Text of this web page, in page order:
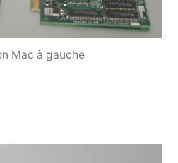
Mac à gauche